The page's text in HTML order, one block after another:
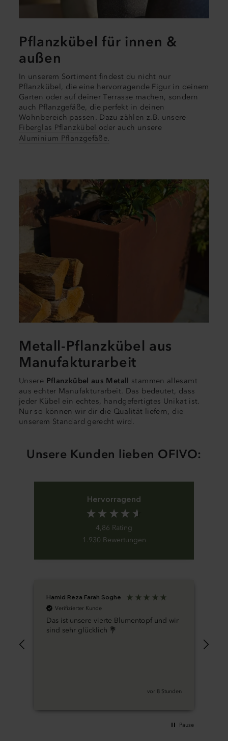
Pflanzkübel für innen &
außen
In unserem Sortiment findest du nicht nur
Pflanzkübel, die eine hervorragende Figur in deinem
Garten oder auf deiner Terrasse machen, sondern
auch Pflanzgefäße, die perfekt in deinen
Wohnbereich passen. Dazu zählen z.B. unsere
Fiberglas Pflanzkübel oder auch unsere
Aluminium Pflanzgefäße.
Metall-Pflanzkübel aus
Manufakturarbeit
Unsere Pflanzkübel aus Metall stammen allesamt
aus echter Manufakturarbeit. Das bedeutet, dass
jeder Kübel ein echtes, handgefertigtes Unikat ist.
Nur so können wir dir die Qualität liefern, die
unserem Standard gerecht wird.
Unsere Kunden lieben OFIVO:
Hervorragend
4,86 Rating
1.930 Bewertungen
Hamid Reza Farah Soghe
Verifizierter Kunde
Das ist unsere vierte Blumentopf und wir
sind sehr glücklich 💐
vor 8 Stunden
Pause